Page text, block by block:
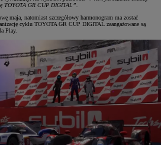
TOYOTA GR CUP DIGITAL”.
maja, natomiast szczegółowy harmonogram ma zostać
cyklu TOYOTA GR CUP DIGITAL zaangażowane są
Play.